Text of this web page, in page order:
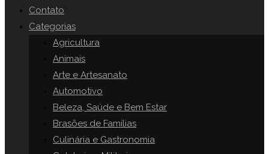
Contato
Categorias
Agricultura
Animais
Arte e Artesanato
Automotivo
Beleza, Saúde e Bem Estar
Brasões de Famílias
Culinária e Gastronomia